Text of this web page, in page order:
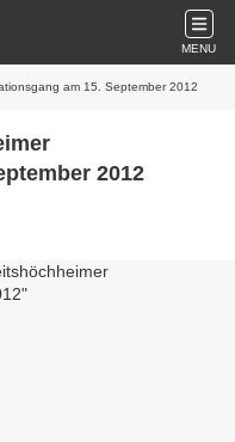
MENU
am 15. September 2012
2012